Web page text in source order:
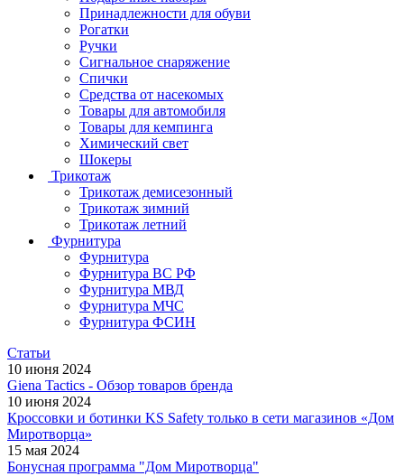
Принадлежности для обуви
Рогатки
Ручки
Сигнальное снаряжение
Спички
Средства от насекомых
Товары для автомобиля
Товары для кемпинга
Химический свет
Шокеры
Трикотаж
Трикотаж демисезонный
Трикотаж зимний
Трикотаж летний
Фурнитура
Фурнитура
Фурнитура ВС РФ
Фурнитура МВД
Фурнитура МЧС
Фурнитура ФСИН
Статьи
10 июня 2024
Giena Tactics - Обзор товаров бренда
10 июня 2024
Кроссовки и ботинки KS Safety только в сети магазинов «Дом
Миротворца»
15 мая 2024
Бонусная программа "Дом Миротворца"